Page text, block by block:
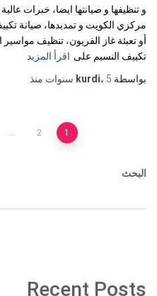
و تنظيفها و صيانتها ايضا، خبرات
مركزي الكويت و تمديدها، صيانة
أو تعبئة غاز الفريون، تنظيف مواسير
تكييف النسيم على اقرأ المزيد
بواسطة
kurdi، 5 سنوات منذ
صفحات
1
2
البحث
Recent Posts